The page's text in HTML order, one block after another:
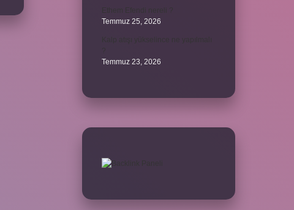
Temmuz 25, 2026
Temmuz 23, 2026